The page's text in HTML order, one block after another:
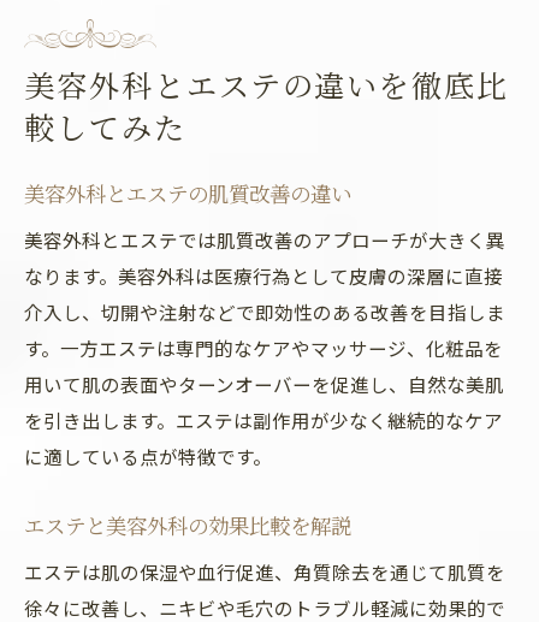
美容外科とエステの違いを徹底比
較してみた
美容外科とエステの肌質改善の違い
美容外科とエステでは肌質改善のアプローチが大きく異
なります。美容外科は医療行為として皮膚の深層に直接
介入し、切開や注射などで即効性のある改善を目指しま
す。一方エステは専門的なケアやマッサージ、化粧品を
用いて肌の表面やターンオーバーを促進し、自然な美肌
を引き出します。エステは副作用が少なく継続的なケア
に適している点が特徴です。
エステと美容外科の効果比較を解説
エステは肌の保湿や血行促進、角質除去を通じて肌質を
徐々に改善し、ニキビや毛穴のトラブル軽減に効果的で